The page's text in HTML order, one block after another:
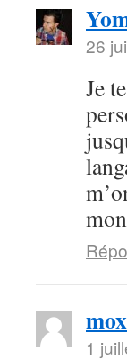
26
Je
1